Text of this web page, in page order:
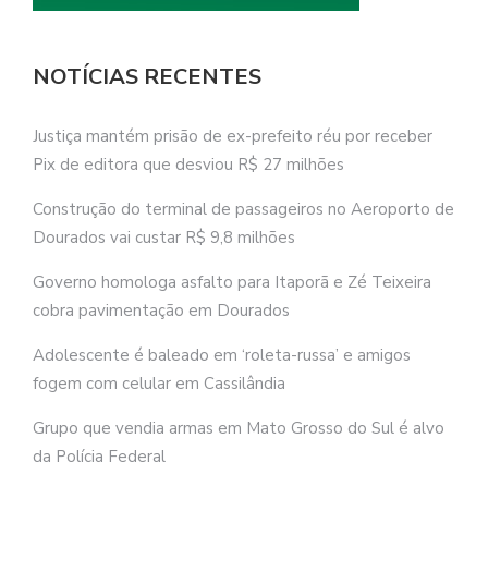
NOTÍCIAS RECENTES
Justiça mantém prisão de ex-prefeito réu por receber
Pix de editora que desviou R$ 27 milhões
Construção do terminal de passageiros no Aeroporto de
Dourados vai custar R$ 9,8 milhões
Governo homologa asfalto para Itaporã e Zé Teixeira
cobra pavimentação em Dourados
Adolescente é baleado em ‘roleta-russa’ e amigos
fogem com celular em Cassilândia
Grupo que vendia armas em Mato Grosso do Sul é alvo
da Polícia Federal